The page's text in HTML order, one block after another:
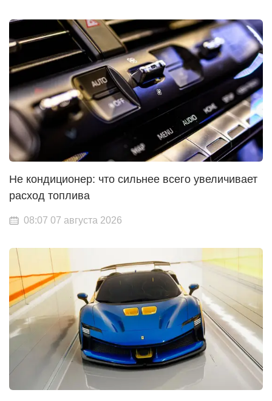
Не кондиционер: что сильнее всего увеличивает
расход топлива
08:07 07 августа 2026